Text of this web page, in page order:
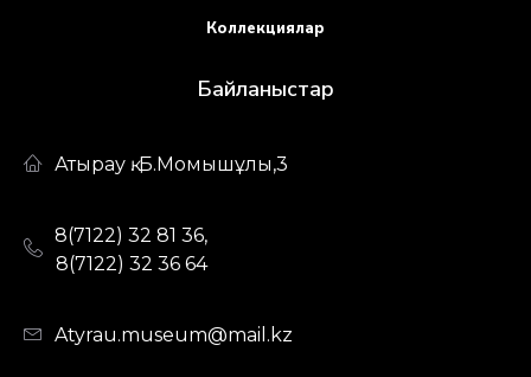
Коллекциялар
Байланыстар
Атырау қ. Б.Момышұлы,3
8(7122) 32 81 36,
8(7122) 32 36 64
Atyrau.museum@mail.kz